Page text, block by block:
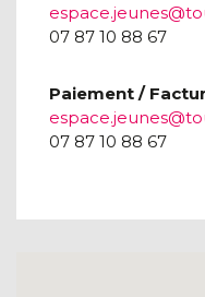
07 87 10 88 67
Paiement /
07 87 10 88 67